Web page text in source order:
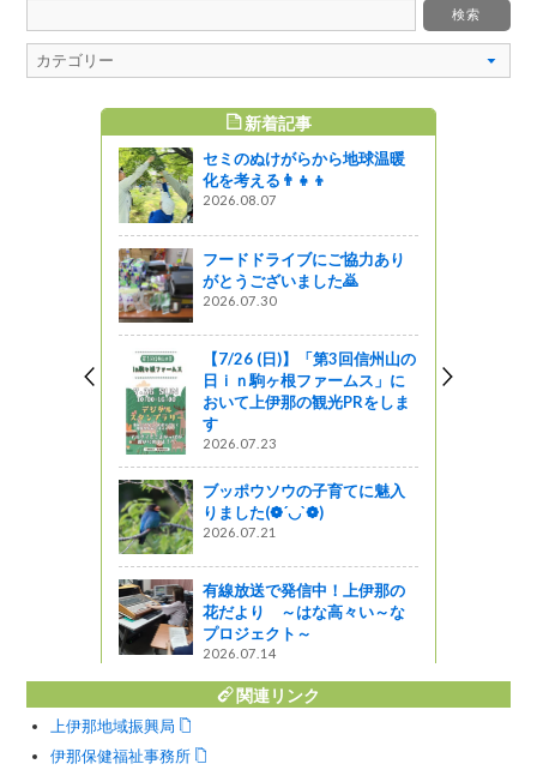
新着記事
セミのぬけがらから地球温暖
化を考える👨‍👧‍👦
2026.08.07
フードドライブにご協力あり
がとうございました🙇
2026.07.30
【7/26 (日)】「第3回信州山の
日ｉｎ駒ヶ根ファームス」に
おいて上伊那の観光PRをしま
す
2026.07.23
ブッポウソウの子育てに魅入
りました(❁´◡`❁)
2026.07.21
有線放送で発信中！上伊那の
花だより ～はな高々い～な
プロジェクト～
2026.07.14
関連リンク
上伊那地域振興局
伊那保健福祉事務所